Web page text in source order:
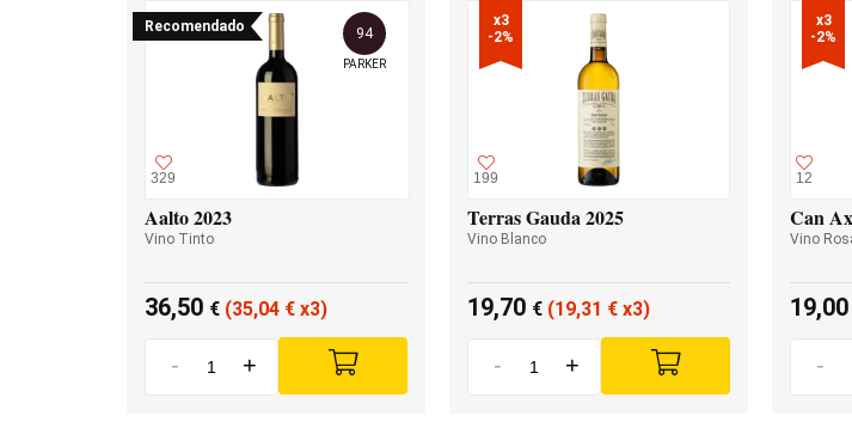
Recomendado
329
94
PARKER
Aalto 2023
Vino Tinto
36,50 € (35,04 € x3)
- +
x3
-2%
199
Terras Gauda 2025
Vino Blanco
19,70 € (19,31 € x3)
- +
x3
-2%
12
Can
Vino
19,00
-